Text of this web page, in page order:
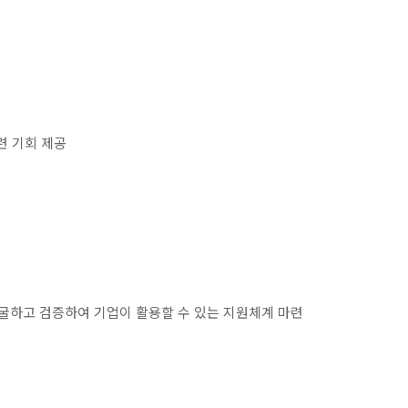
기회 제공
고 검증하여 기업이 활용할 수 있는 지원체계 마련